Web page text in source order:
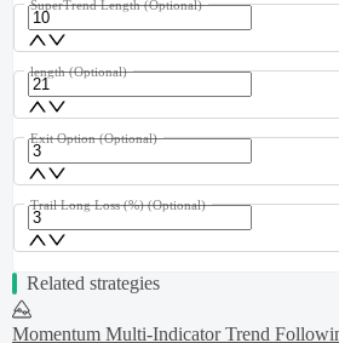
SuperTrend Length (Optional)
length (Optional)
Exit Option (Optional)
Trail Long Loss (%) (Optional)
Related strategies
Momentum Multi-Indicator Trend